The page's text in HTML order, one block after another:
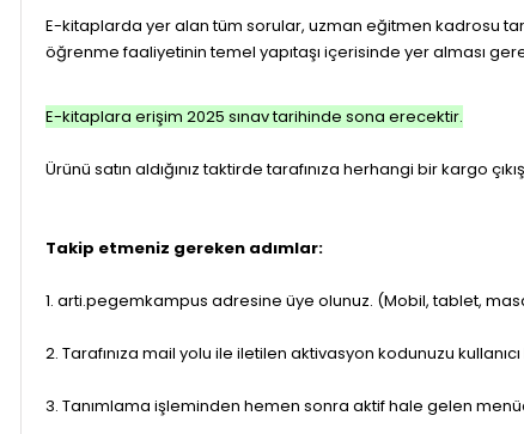
E-kitaplarda yer alan tüm sorular, uzman eğitmen kadrosu
öğrenme faaliyetinin temel yapıtaşı içerisinde yer alması
E-kitaplara erişim 2025 sınav tarihinde sona erecektir.
Ürünü satın aldığınız taktirde tarafınıza herhangi bir kargo
Takip etmeniz gereken adımlar:
1. arti.pegemkampus adresine üye olunuz. (Mobil, tablet,
2. Tarafınıza mail yolu ile iletilen aktivasyon kodunuzu kullanıcı
3. Tanımlama işleminden hemen sonra aktif hale gelen